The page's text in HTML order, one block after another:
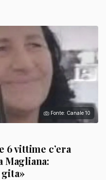
Fonte: Canale 10
6 vittime c’era
Magliana: